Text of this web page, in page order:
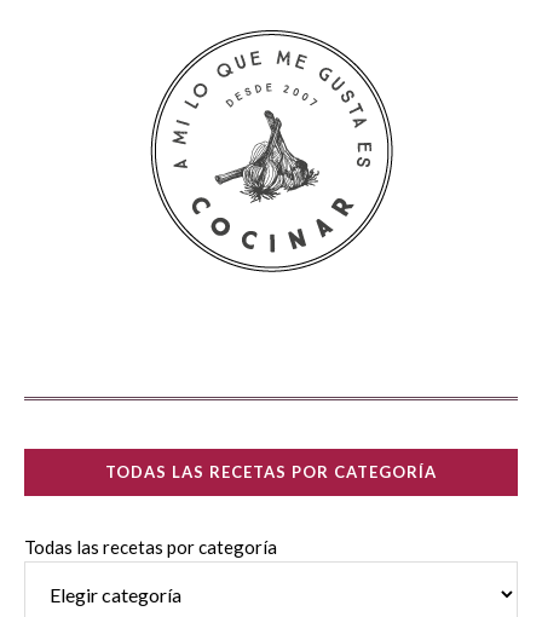
TODAS LAS RECETAS POR CATEGORÍA
Todas las recetas por categoría